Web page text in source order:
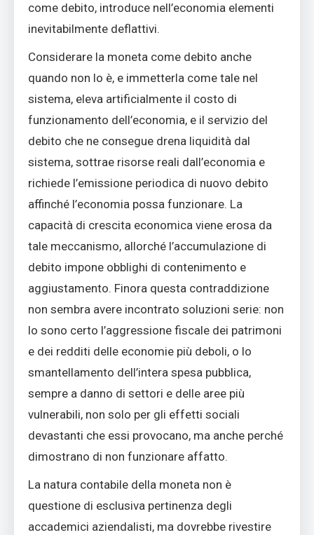
come debito, introduce nell’economia elementi
inevitabilmente deflattivi.
Considerare la moneta come debito anche
quando non lo è, e immetterla come tale nel
sistema, eleva artificialmente il costo di
funzionamento dell’economia, e il servizio del
debito che ne consegue drena liquidità dal
sistema, sottrae risorse reali dall’economia e
richiede l’emissione periodica di nuovo debito
affinché l’economia possa funzionare. La
capacità di crescita economica viene erosa da
tale meccanismo, allorché l’accumulazione di
debito impone obblighi di contenimento e
aggiustamento. Finora questa contraddizione
non sembra avere incontrato soluzioni serie: non
lo sono certo l’aggressione fiscale dei patrimoni
e dei redditi delle economie più deboli, o lo
smantellamento dell’intera spesa pubblica,
sempre a danno di settori e delle aree più
vulnerabili, non solo per gli effetti sociali
devastanti che essi provocano, ma anche perché
dimostrano di non funzionare affatto.
La natura contabile della moneta non è
questione di esclusiva pertinenza degli
accademici aziendalisti, ma dovrebbe rivestire